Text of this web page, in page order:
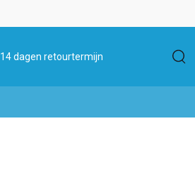
14 dagen retourtermijn